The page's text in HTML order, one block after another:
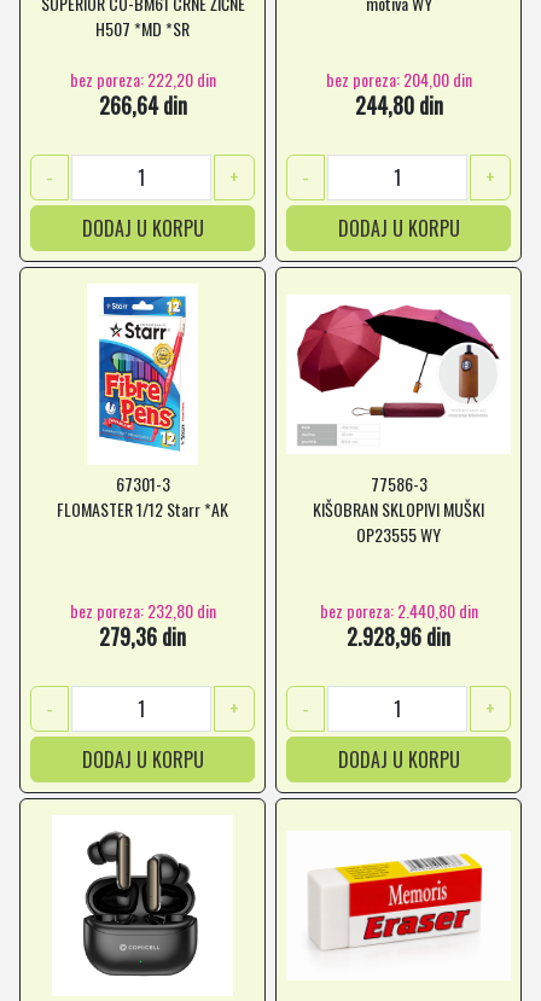
H507 *MD *SR
bez poreza: 222,20 din
266,64 din
-
+
DODAJ U KORPU
bez poreza: 204,00 din
244,80 din
-
+
DODAJ U KORPU
67301-3
FLOMASTER 1/12 Starr *AK
bez poreza: 232,80 din
279,36 din
-
+
DODAJ U KORPU
77586-3
KIŠOBRAN SKLOPIVI MUŠKI
OP23555 WY
bez poreza: 2.440,80 din
2.928,96 din
-
+
DODAJ U KORPU